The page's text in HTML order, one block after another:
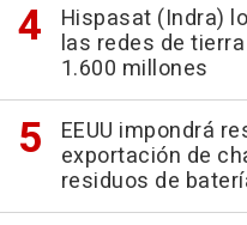
Hispasat (Indra)
las redes de
1.600 millones
EEUU impondrá
exportación de
residuos de